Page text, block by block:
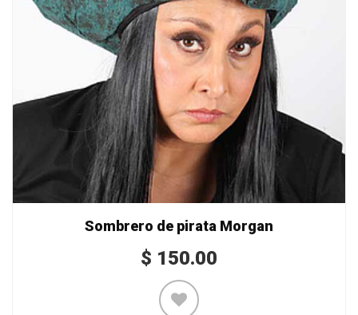
Sombrero de pirata Morgan
$ 150.00